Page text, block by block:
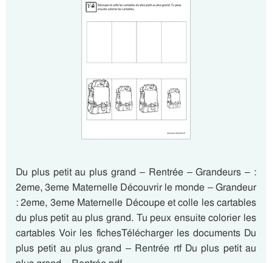
Du plus petit au plus grand – Rentrée – Grandeurs – :
2eme, 3eme Maternelle Découvrir le monde – Grandeur
: 2eme, 3eme Maternelle Découpe et colle les cartables
du plus petit au plus grand. Tu peux ensuite colorier les
cartables Voir les fichesTélécharger les documents Du
plus petit au plus grand – Rentrée rtf Du plus petit au